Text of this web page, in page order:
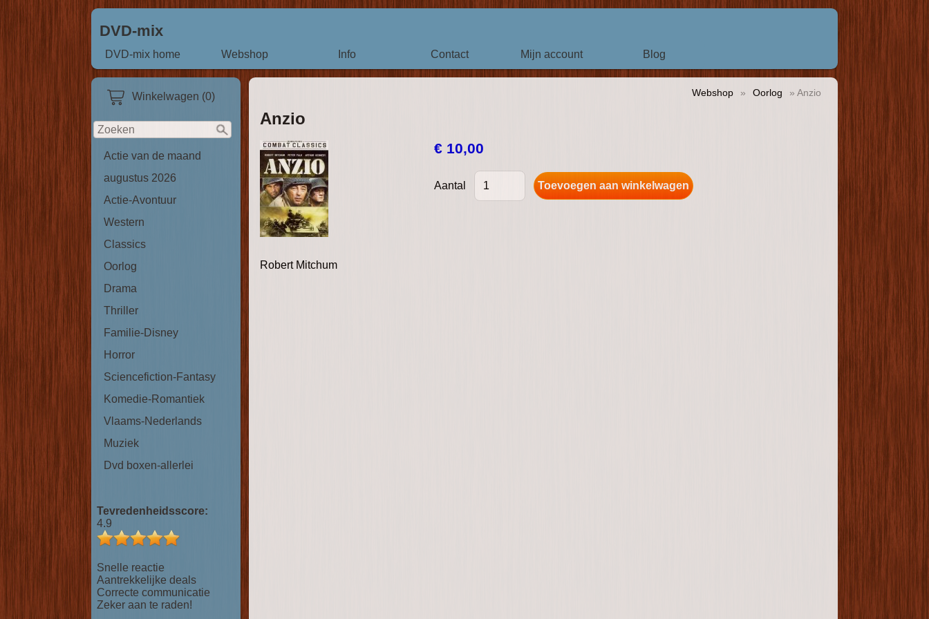
DVD-mix
DVD-mix home Webshop Info Contact Mijn account Blog
Winkelwagen (0)
Actie van de maand
augustus 2026
Actie-Avontuur
Western
Classics
Oorlog
Drama
Thriller
Familie-Disney
Horror
Sciencefiction-Fantasy
Komedie-Romantiek
Vlaams-Nederlands
Muziek
Dvd boxen-allerlei
Tevredenheidsscore:
4.9
Snelle reactie
Aantrekkelijke deals
Correcte communicatie
Zeker aan te raden!
Webshop » Oorlog » Anzio
Anzio
€ 10,00
Aantal
Robert Mitchum